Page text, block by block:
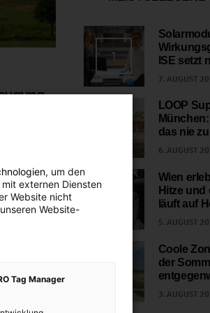
1
ISE setzt
7. AUGUST
LOOP
das nie
6. AUGUST
Wien
Hitze und
läuft auf
5. AUGUST
Coole
der
3. AUGUST
, um den
externen Diensten
Website nicht
Website-
Tag Manager